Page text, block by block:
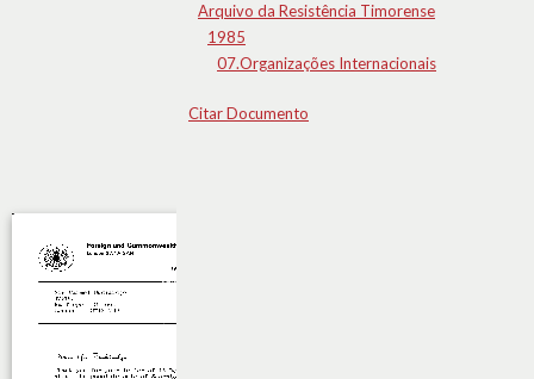
Arquivo da Resistência Timorense
1985
07.Organizações Internacionais
Citar Documento